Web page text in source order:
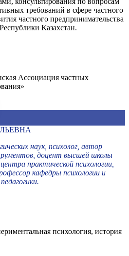
требований в сфере частного
частного предпринимательства
Казахстан.
Ассоциация частных
наук, психолог, автор
доцент высшей школы
практической психологии,
кафедры психологии и
педагогики.
психология, история